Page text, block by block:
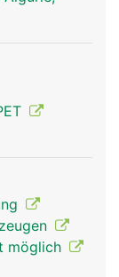
möglich